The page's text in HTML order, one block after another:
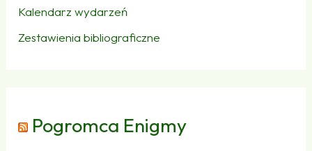
Kalendarz wydarzeń
Zestawienia bibliograficzne
Pogromca Enigmy